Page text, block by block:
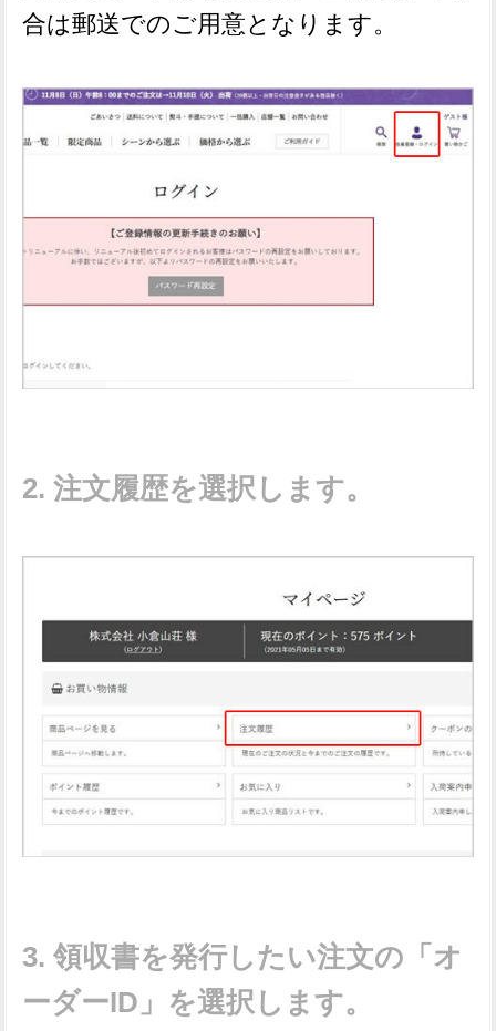
合は郵送でのご用意となります。
注文履歴を選択します。
領収書を発行したい注文の「オ
ーダーID」を選択します。